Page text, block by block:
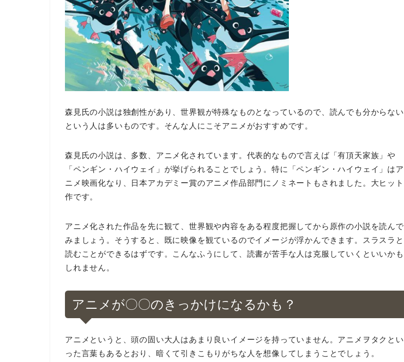
森見氏の小説は独創性があり、世界観が特殊なものとなっているので、読んでも分からない
という人は多いものです。そんな人にこそアニメがおすすめです。
森見氏の小説は、多数、アニメ化されています。代表的なもので言えば「有頂天家族」や
「ペンギン・ハイウェイ」が挙げられることでしょう。特に「ペンギン・ハイウェイ」はア
ニメ映画化なり、日本アカデミー賞のアニメ作品部門にノミネートもされました。大ヒット
作です。
アニメ化された作品を先に観て、世界観や内容をある程度把握してから原作の小説を読んで
みましょう。そうすると、既に映像を観ているのでイメージが浮かんできます。スラスラと
読むことができるはずです。こんなふうにして、読書が苦手な人は克服していくといいかも
しれません。
アニメが〇〇のきっかけになるかも？
アニメというと、頭の固い大人はあまり良いイメージを持っていません。アニメヲタクとい
った言葉もあるとおり、暗くて引きこもりがちな人を想像してしまうことでしょう。